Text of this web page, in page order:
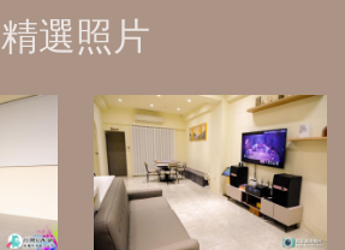
精選照片